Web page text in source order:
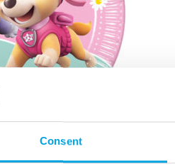
Consent